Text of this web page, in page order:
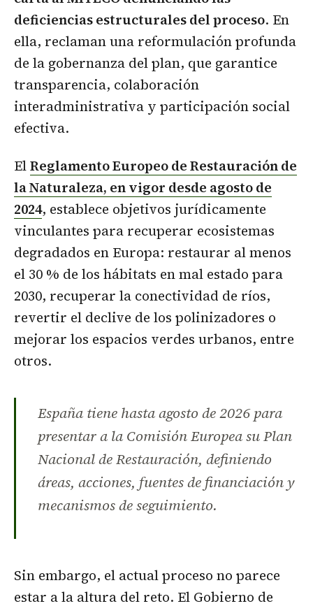
deficiencias estructurales del proceso. En
ella, reclaman una reformulación profunda
de la gobernanza del plan, que garantice
transparencia, colaboración
interadministrativa y participación social
efectiva.
ElReglamento Europeo de Restauración de
la Naturaleza, en vigor desde agosto de
2024, establece objetivos jurídicamente
vinculantes para recuperar ecosistemas
degradados en Europa: restaurar al menos
el 30 % de los hábitats en mal estado para
2030, recuperar la conectividad de ríos,
revertir el declive de los polinizadores o
mejorar los espacios verdes urbanos, entre
otros.
España tiene hasta agosto de 2026 para
presentar a la Comisión Europea su Plan
Nacional de Restauración, definiendo
áreas, acciones, fuentes de financiación y
mecanismos de seguimiento.
Sin embargo, el actual proceso no parece
estar a la altura del reto. El Gobierno de